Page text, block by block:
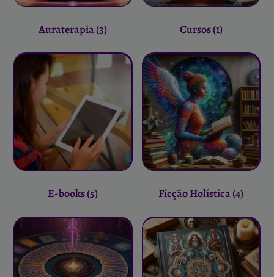
Auraterapia(3) Cursos(1)
E-books(5) Ficção Holística(4)